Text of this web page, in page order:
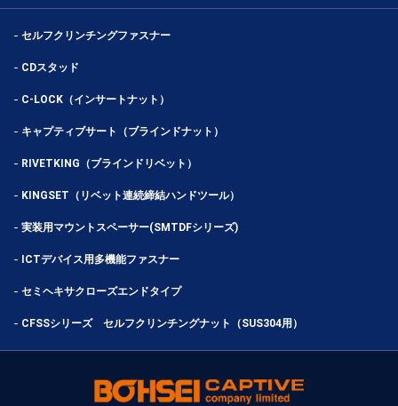
セルフクリンチングファスナー
CDスタッド
C-LOCK（インサートナット）
キャプティブサート（ブラインドナット）
RIVETKING（ブラインドリベット）
KINGSET（リベット連続締結ハンドツール）
実装用マウントスペーサー(SMTDFシリーズ)
ICTデバイス用多機能ファスナー
セミヘキサクローズエンドタイプ
CFSSシリーズ セルフクリンチングナット（SUS304用）